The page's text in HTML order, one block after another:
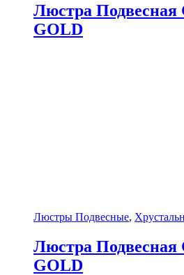
Люстра Подвесная
GOLD
Люстры Подвесные,
Люстра Подвесная
GOLD